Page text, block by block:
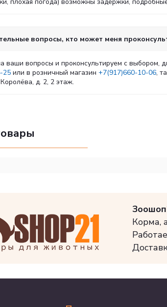
вопросы, кто может меня
ваши вопросы и проконсультируем с выбором,
25 или в розничный магазин +7(917)660-10-06,
д. 2, 2 этаж.
Корма,